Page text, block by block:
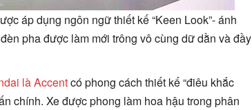
áp dụng ngôn ngữ thiết kế “Keen Look”- ánh
pha được làm mới trông vô cùng dữ dằn và đầy
là Accentcó phong cách thiết kế “điêu khắc
chính. Xe được phong làm hoa hậu trong phân